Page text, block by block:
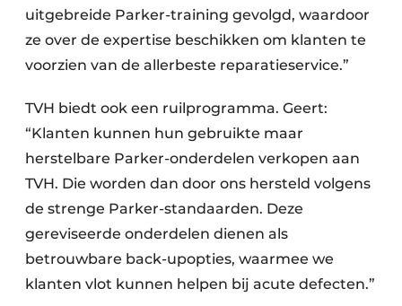
uitgebreide Parker-training gevolgd, waardoor
ze over de expertise beschikken om klanten te
voorzien van de allerbeste reparatieservice.”
TVH biedt ook een ruilprogramma. Geert:
“Klanten kunnen hun gebruikte maar
herstelbare Parker-onderdelen verkopen aan
TVH. Die worden dan door ons hersteld volgens
de strenge Parker-standaarden. Deze
gereviseerde onderdelen dienen als
betrouwbare back-upopties, waarmee we
klanten vlot kunnen helpen bij acute defecten.”